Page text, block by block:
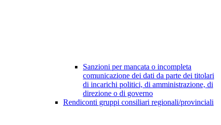
Sanzioni per mancata o incompleta
comunicazione dei dati da parte dei titolari
di incarichi politici, di amministrazione, di
direzione o di governo
Rendiconti gruppi consiliari regionali/provinciali